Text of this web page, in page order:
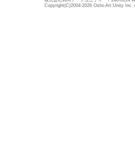
Copyright(C)2004-2026 Osho Art Unity Inc.